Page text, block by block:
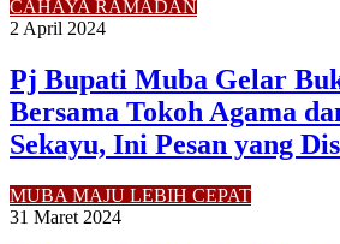
CAHAYA RAMADAN
2 April 2024
Pj Bupati Muba Gelar
Bersama Tokoh Agama
Sekayu, Ini Pesan yang
MUBA MAJU LEBIH CEPAT
31 Maret 2024